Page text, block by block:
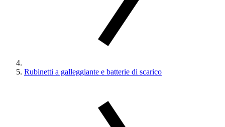
Rubinetti a galleggiante e batterie di scarico